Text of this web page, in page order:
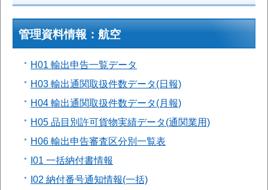
管理資料情報：航空
H01 輸出申告一覧データ
H03 輸出通関取扱件数データ(日報)
H04 輸出通関取扱件数データ(月報)
H05 品目別許可貨物実績データ(通関業用)
H06 輸出申告審査区分別一覧表
I01 一括納付書情報
I02 納付番号通知情報(一括)